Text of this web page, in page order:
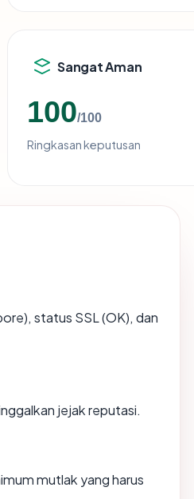
Sangat Aman
100/100
Ringkasan keputusan
status SSL (OK), dan
jejak reputasi.
mutlak yang harus